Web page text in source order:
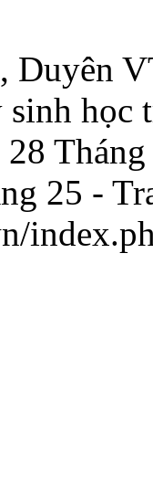
học
25 -